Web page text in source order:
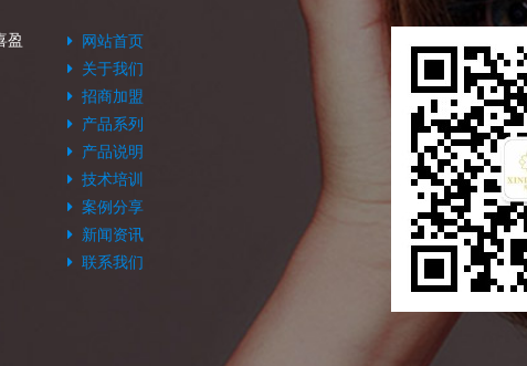
盈
网站首页
关于我们
招商加盟
产品系列
产品说明
技术培训
案例分享
新闻资讯
联系我们